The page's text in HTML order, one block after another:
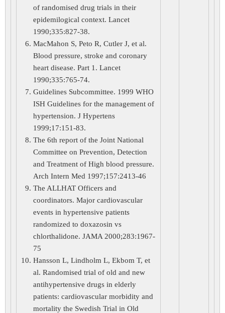
of randomised drug trials in their
epidemilogical context. Lancet
1990;335:827-38.
MacMahon S, Peto R, Cutler J, et al.
Blood pressure, stroke and coronary
heart disease. Part 1. Lancet
1990;335:765-74.
Guidelines Subcommittee. 1999 WHO
ISH Guidelines for the management of
hypertension. J Hypertens
1999;17:151-83.
The 6th report of the Joint National
Committee on Prevention, Detection
and Treatment of High blood pressure.
Arch Intern Med 1997;157:2413-46
The ALLHAT Officers and
coordinators. Major cardiovascular
events in hypertensive patients
randomized to doxazosin vs
chlorthalidone. JAMA 2000;283:1967-
75
Hansson L, Lindholm L, Ekbom T, et
al. Randomised trial of old and new
antihypertensive drugs in elderly
patients: cardiovascular morbidity and
mortality the Swedish Trial in Old